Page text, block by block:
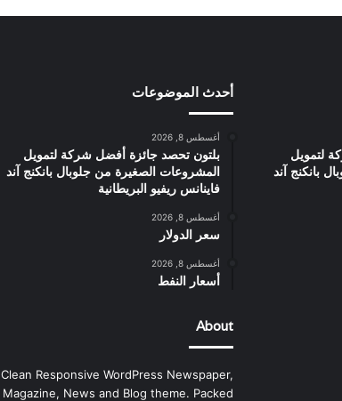
لتمويل
بانكنج آند
أحدث الموضوعات
أغسطس 8, 2026
بلتون تحصد جائزة أفضل شركة لتمويل
المشروعات الصغيرة من جلوبال بانكنج آند
فاينانس ريفيو البريطانية
أغسطس 8, 2026
سعر الدولار
أغسطس 8, 2026
أسعار النفط
About
Clean Responsive WordPress Newspaper,
Magazine, News and Blog theme. Packed